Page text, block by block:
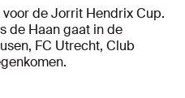
de Jorrit Hendrix Cup.
de Haan gaat in de
FC Utrecht, Club